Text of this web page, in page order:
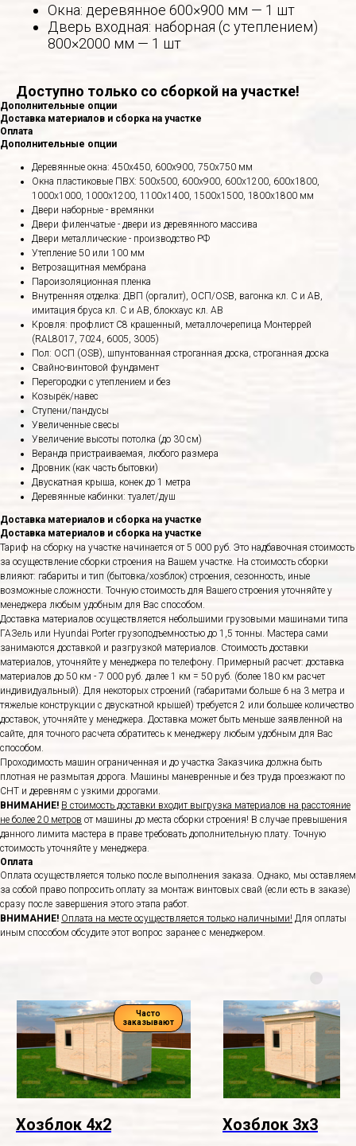
Окна: деревянное 600×900 мм — 1 шт
Дверь входная: наборная (с утеплением)
800×2000 мм — 1 шт
Доступно только со сборкой на участке!
Дополнительные опции
Доставка материалов и сборка на участке
Оплата
Дополнительные опции
Деревянные окна: 450х450, 600х900, 750х750 мм
Окна пластиковые ПВХ: 500х500, 600х900, 600х1200, 600х1800,
1000х1000, 1000х1200, 1100х1400, 1500х1500, 1800х1800 мм
Двери наборные - времянки
Двери филенчатые - двери из деревянного массива
Двери металлические - производство РФ
Утепление 50 или 100 мм
Ветрозащитная мембрана
Пароизоляционная пленка
Внутренняя отделка: ДВП (оргалит), ОСП/OSB, вагонка кл. С и АВ,
имитация бруса кл. С и АВ, блокхаус кл. АВ
Кровля: профлист С8 крашенный, металлочерепица Монтеррей
(RAL8017, 7024, 6005, 3005)
Пол: ОСП (OSB), шпунтованная строганная доска, строганная доска
Свайно-винтовой фундамент
Перегородки с утеплением и без
Козырёк/навес
Ступени/пандусы
Увеличенные свесы
Увеличение высоты потолка (до 30 см)
Веранда пристраиваемая, любого размера
Дровник (как часть бытовки)
Двускатная крыша, конек до 1 метра
Деревянные кабинки: туалет/душ
Доставка материалов и сборка на участке
Доставка материалов и сборка на участке
Тариф на сборку на участке начинается от 5 000 руб. Это надбавочная стоимость
за осуществление сборки строения на Вашем участке. На стоимость сборки
влияют: габариты и тип (бытовка/хозблок) строения, сезонность, иные
возможные сложности. Точную стоимость для Вашего строения уточняйте у
менеджера любым удобным для Вас способом.
Доставка материалов осуществляется небольшими грузовыми машинами типа
ГАЗель или Hyundai Porter грузоподъемностью до 1,5 тонны. Мастера сами
занимаются доставкой и разгрузкой материалов. Стоимость доставки
материалов, уточняйте у менеджера по телефону. Примерный расчет: доставка
материалов до 50 км - 7 000 руб. далее 1 км = 50 руб. (более 180 км расчет
индивидуальный). Для некоторых строений (габаритами больше 6 на 3 метра и
тяжелые конструкции с двускатной крышей) требуется 2 или большее количество
доставок, уточняйте у менеджера. Доставка может быть меньше заявленной на
сайте, для точного расчета обратитесь к менеджеру любым удобным для Вас
способом.
Проходимость машин ограниченная и до участка Заказчика должна быть
плотная не размытая дорога. Машины маневренные и без труда проезжают по
СНТ и деревням с узкими дорогами.
ВНИМАНИЕ! В стоимость доставки входит выгрузка материалов на расстояние
не более 20 метров от машины до места сборки строения! В случае превышения
данного лимита мастера в праве требовать дополнительную плату. Точную
стоимость уточняйте у менеджера.
Оплата
Оплата осуществляется только после выполнения заказа. Однако, мы оставляем
за собой право попросить оплату за монтаж винтовых свай (если есть в заказе)
сразу после завершения этого этапа работ.
ВНИМАНИЕ! Оплата на месте осуществляется только наличными! Для оплаты
иным способом обсудите этот вопрос заранее с менеджером.
Часто
заказывают
Хозблок 4х2
Хозблок 3х3